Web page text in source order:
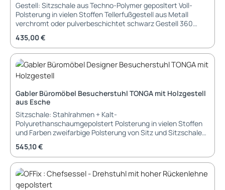
Gestell: Sitzschale aus Techno-Polymer geposltert Voll-
Polsterung in vielen Stoffen Tellerfußgestell aus Metall
verchromt oder pulverbeschichtet schwarz Gestell 360
Grad drehbar Abmessungen: Breite: 57,5 cm Tiefe: 52 cm
Höhe: 79,2 cm Sitzhöhe: 47,4 cm Lieferung und Montage:
teilmontiert in Kartonage verpackt, Sitzschale und Füße
müssen noch verbunden werden
Regulärer Preis:
435,00 €
Gabler Büromöbel Besucherstuhl TONGA mit Holzgestell
aus Esche
Sitzschale: Stahlrahmen + Kalt-
Polyurethanschaumgepolstert Polsterung in vielen Stoffen
und Farben zweifarbige Polsterung von Sitz und Sitzschale
außen Gestell: Gestell aus Massivholz Esche Esche in natur
oder schwarz gebeizt Füße: Gleiter aus Kunststoff schwarz
Abmessungen: Breite: 60 cm Tiefe: 55,5 cm Höhe: 80,5 cm
Sitzhöhe: 47 cm Garantie: 3 Jahre Garantie auf Stuhl und
Bezug Lieferung und Montage: demontiert, in Kartonage
verpackt
Regulärer Preis:
545,10 €